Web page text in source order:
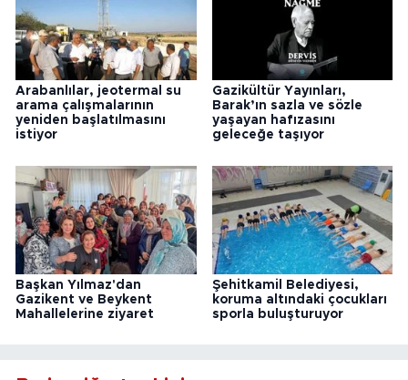
Arabanlılar, jeotermal su
arama çalışmalarının
yeniden başlatılmasını
istiyor
Gazikültür Yayınları,
Barak’ın sazla ve sözle
yaşayan hafızasını
geleceğe taşıyor
Başkan Yılmaz'dan
Gazikent ve Beykent
Mahallelerine ziyaret
Şehitkamil Belediyesi,
koruma altındaki çocukları
sporla buluşturuyor